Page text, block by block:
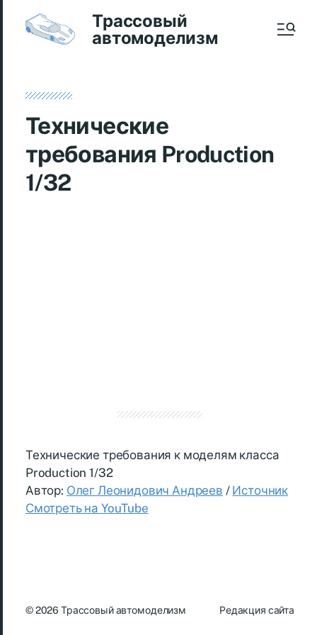
Трассовый
автомоделизм
Технические
требования Production
1/32
Технические требования к моделям класса
Production 1/32
Автор: Олег Леонидович Андреев / Источник
Смотреть на YouTube
© 2026Трассовый автомоделизм Редакция сайта